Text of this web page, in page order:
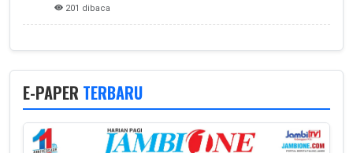
201 dibaca
E-PAPER TERBARU